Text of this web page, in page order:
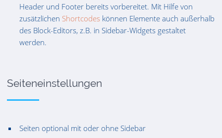
Header und Footer bereits vorbereitet. Mit Hilfe von
zusätzlichen Shortcodes können Elemente auch außerhalb
des Block-Editors, z.B. in Sidebar-Widgets gestaltet
werden.
Seiteneinstellungen
Seiten optional mit oder ohne Sidebar